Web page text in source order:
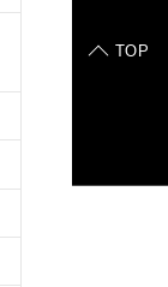
TOP